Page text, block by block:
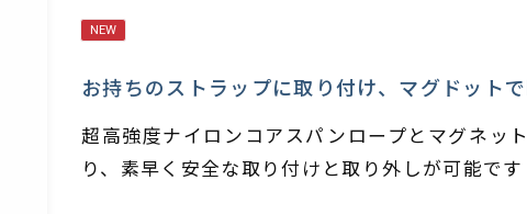
NEW
お持ちのストラップに取り付け、マグドット
超高強度ナイロンコアスパンロープとマグネッ
り、素早く安全な取り付けと取り外しが可能です